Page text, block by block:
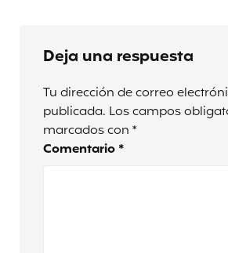
Deja una respuesta
Tu dirección de correo
publicada. Los campos
marcados con *
Comentario *